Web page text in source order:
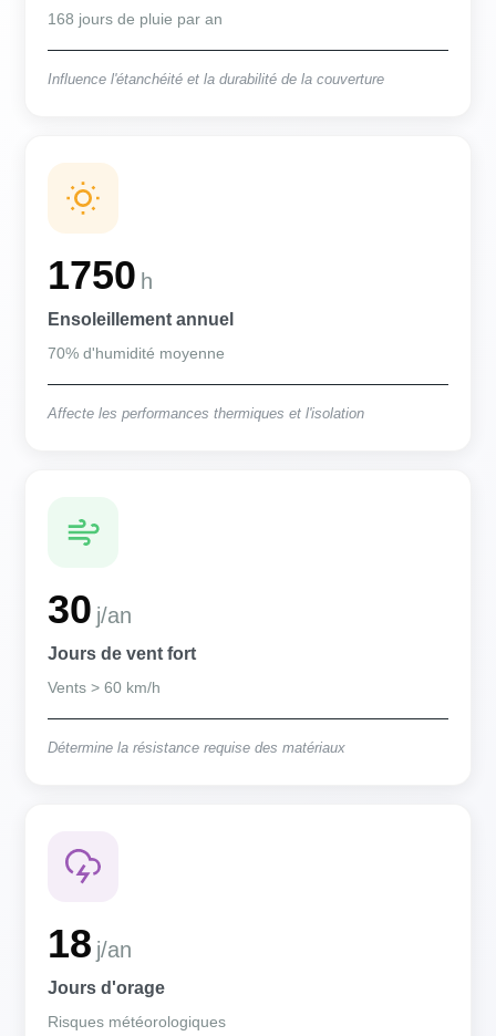
168 jours de pluie par an
Influence l'étanchéité et la durabilité de la couverture
1750 h
Ensoleillement annuel
70% d'humidité moyenne
Affecte les performances thermiques et l'isolation
30 j/an
Jours de vent fort
Vents > 60 km/h
Détermine la résistance requise des matériaux
18 j/an
Jours d'orage
Risques météorologiques